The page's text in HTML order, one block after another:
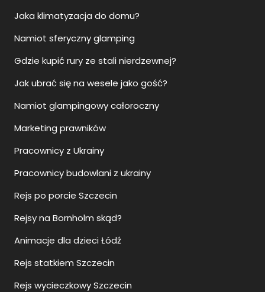
Jaka klimatyzacja do domu?
Namiot sferyczny glamping
Gdzie kupić rury ze stali nierdzewnej?
Jak ubrać się na wesele jako gość?
Namiot glampingowy całoroczny
Marketing prawników
Pracownicy z Ukrainy
Pracownicy budowlani z ukrainy
Rejs po porcie Szczecin
Rejsy na Bornholm skąd?
Animacje dla dzieci Łódź
Rejs statkiem Szczecin
Rejs wycieczkowy Szczecin